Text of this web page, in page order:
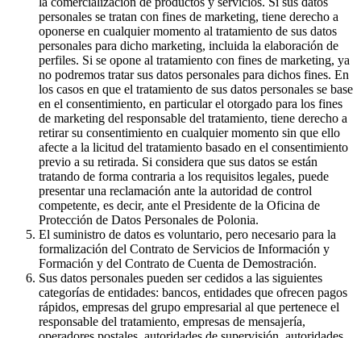
personales se tratan con fines de marketing, tiene derecho a
oponerse en cualquier momento al tratamiento de sus datos
personales para dicho marketing, incluida la elaboración de
perfiles. Si se opone al tratamiento con fines de marketing, ya
no podremos tratar sus datos personales para dichos fines. En
los casos en que el tratamiento de sus datos personales se base
en el consentimiento, en particular el otorgado para los fines
de marketing del responsable del tratamiento, tiene derecho a
retirar su consentimiento en cualquier momento sin que ello
afecte a la licitud del tratamiento basado en el consentimiento
previo a su retirada. Si considera que sus datos se están
tratando de forma contraria a los requisitos legales, puede
presentar una reclamación ante la autoridad de control
competente, es decir, ante el Presidente de la Oficina de
Protección de Datos Personales de Polonia.
El suministro de datos es voluntario, pero necesario para la
formalización del Contrato de Servicios de Información y
Formación y del Contrato de Cuenta de Demostración.
Sus datos personales pueden ser cedidos a las siguientes
categorías de entidades: bancos, entidades que ofrecen pagos
rápidos, empresas del grupo empresarial al que pertenece el
responsable del tratamiento, empresas de mensajería,